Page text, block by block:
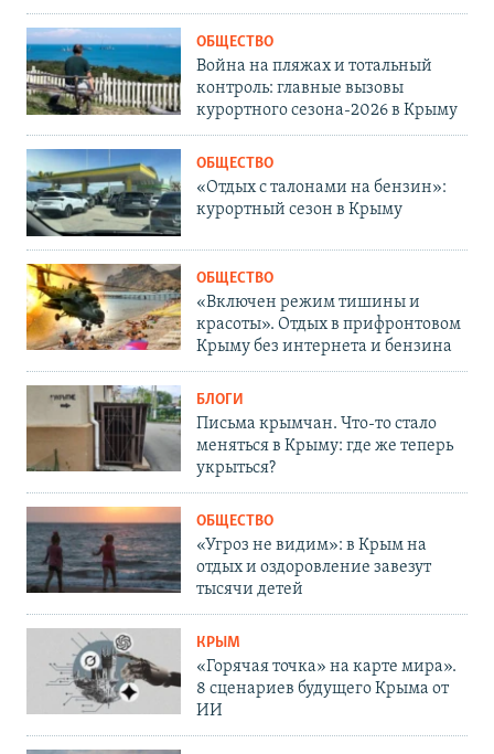
ОБЩЕСТВО
Война на пляжах и тотальный
контроль: главные вызовы
курортного сезона-2026 в Крыму
ОБЩЕСТВО
«Отдых с талонами на бензин»:
курортный сезон в Крыму
ОБЩЕСТВО
«Включен режим тишины и
красоты». Отдых в прифронтовом
Крыму без интернета и бензина
БЛОГИ
Письма крымчан. Что-то стало
меняться в Крыму: где же теперь
укрыться?
ОБЩЕСТВО
«Угроз не видим»: в Крым на
отдых и оздоровление завезут
тысячи детей
КРЫМ
«Горячая точка» на карте мира».
8 сценариев будущего Крыма от
ИИ